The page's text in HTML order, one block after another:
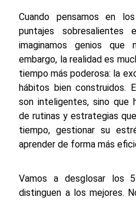
Cuando pensamos en
puntajes sobresalientes
imaginamos genios que
embargo, la realidad es
tiempo más poderosa: la
hábitos bien construidos.
son inteligentes, sino que
de rutinas y estrategias
tiempo, gestionar su
aprender de forma más
Vamos a desglosar los
distinguen a los mejores.